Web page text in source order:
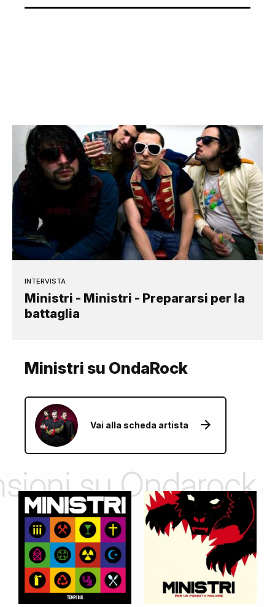
INTERVISTA
Ministri - Ministri - Prepararsi per la
battaglia
Ministri su OndaRock
Vai alla scheda artista
su Ondarock